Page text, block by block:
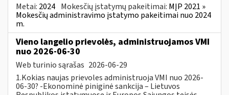
Metai: 2024 Mokesčių įstatymų pakeitimai: MĮP 2021 »
Mokesčių administravimo įstatymo pakeitimai nuo 2024
m.
Vieno langelio prievolės, administruojamos VMI
nuo 2026-06-30
Web turinio sąrašas 2026-06-29
1.Kokias naujas prievoles administruoja VMI nuo 2026-
06-30? -Ekonominė piniginė sankcija – Lietuvos